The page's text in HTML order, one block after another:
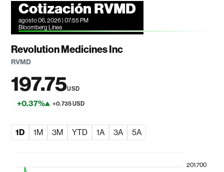
Cotización RVMD
agosto 06, 2026 | 07:55 PM
Bloomberg Línea
Revolution Medicines Inc
RVMD
197.75USD
+0.37% +0.735 USD
1D 1M 3M YTD 1A 3A 5A
201.700